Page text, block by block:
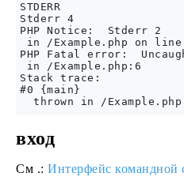
STDERR
Stderr 4
PHP Notice:  Stderr 2
in /Example.php on line
PHP Fatal error:
in /Example.php:6
Stack trace:
#0 {main}
вход
См .: Интерфейс командной